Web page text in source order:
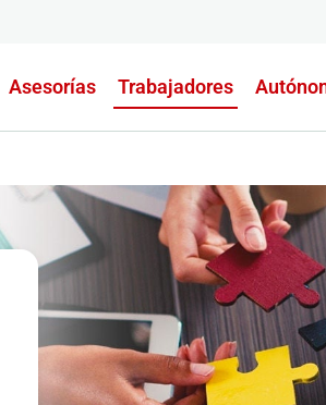
Asesorías Trabajadores